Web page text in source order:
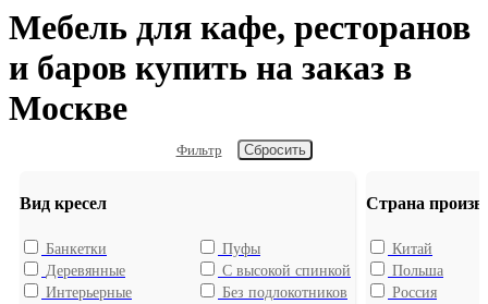
Мебель для кафе, ресторанов
и баров купить на заказ в
Москве
Фильтр
Вид кресел
Банкетки
Деревянные
Интерьерные
Пуфы
С высокой спинкой
Без подлокотников
Страна
Китай
Польша
Россия